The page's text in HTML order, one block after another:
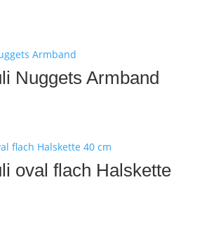
Nuggets Armband
oval flach Halskette